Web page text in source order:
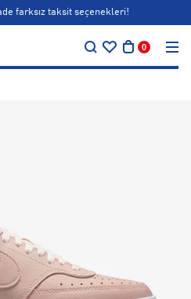
farksız taksit seçenekleri!
0